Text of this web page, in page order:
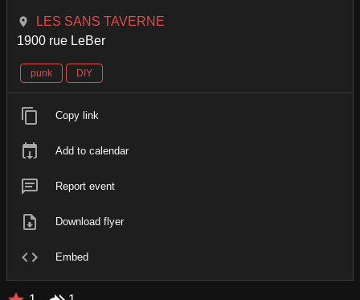
LES SANS TAVERNE
1900 rue LeBer
punk DIY
Copy link
Add to calendar
Report event
Download flyer
Embed